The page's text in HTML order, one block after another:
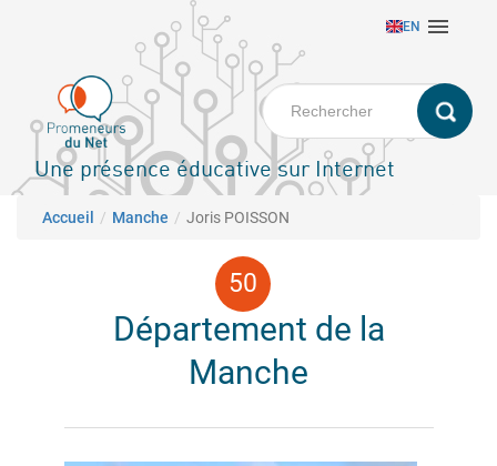
principal
EN 
Une présence éducative sur Internet
Fil d'Ariane
Accueil Manche Joris POISSON
Département de la
Manche